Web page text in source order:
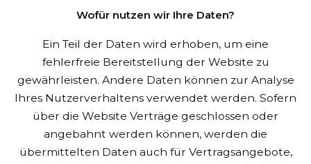
Wofür nutzen wir Ihre Daten?
Ein Teil der Daten wird erhoben, um eine
fehlerfreie Bereitstellung der Website zu
gewährleisten. Andere Daten können zur Analyse
Ihres Nutzerverhaltens verwendet werden. Sofern
über die Website Verträge geschlossen oder
angebahnt werden können, werden die
übermittelten Daten auch für Vertragsangebote,